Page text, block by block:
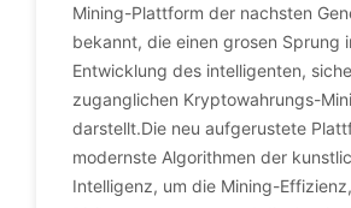
Mining-Plattform der nachsten
bekannt, die einen grosen Sprung
Entwicklung des intelligenten,
zuganglichen Kryptowahrungs-
darstellt.Die neu aufgerustete
modernste Algorithmen der
Intelligenz, um die Mining-